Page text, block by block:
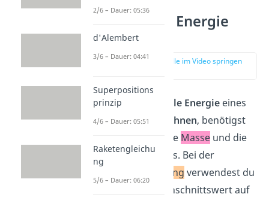
Potentielle Energie
berechnen
zur Stelle im Video springen
Um die potentielle Energieeines
Körpers zuberechnen, benötigst
du einfach nur die Masseund die
Höhedes Körpers. Bei der
Erdbeschleunigung verwendest du
häufig den Durchschnittswert auf
2/6 – Dauer: 05:36
d'Alembert
3/6 – Dauer: 04:41
Superpositions
prinzip
4/6 – Dauer: 05:51
Raketengleichu
ng
5/6 – Dauer: 06:20